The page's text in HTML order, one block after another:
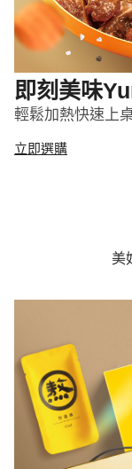
即刻美味
輕鬆加熱快速上
立即選購
美